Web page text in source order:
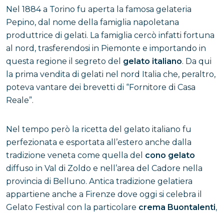
Nel 1884 a Torino fu aperta la famosa gelateria
Pepino, dal nome della famiglia napoletana
produttrice di gelati. La famiglia cercò infatti fortuna
al nord, trasferendosi in Piemonte e importando in
questa regione il segreto del gelato italiano. Da qui
la prima vendita di gelati nel nord Italia che, peraltro,
poteva vantare dei brevetti di “Fornitore di Casa
Reale”.
Nel tempo però la ricetta del gelato italiano fu
perfezionata e esportata all’estero anche dalla
tradizione veneta come quella del cono gelato
diffuso in Val di Zoldo e nell’area del Cadore nella
provincia di Belluno. Antica tradizione gelatiera
appartiene anche a Firenze dove oggi si celebra il
Gelato Festival con la particolare crema Buontalenti,